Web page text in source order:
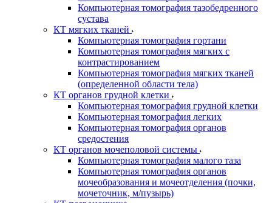
Компьютерная томография тазобедренного
сустава
КТ мягких тканей
Компьютерная томография гортани
Компьютерная томография мягких с
контрастированием
Компьютерная томография мягких тканей
(определенной области тела)
КТ органов грудной клетки
Компьютерная томография грудной клетки
Компьютерная томография легких
Компьютерная томография органов
средостения
КТ органов мочеполовой системы
Компьютерная томография малого таза
Компьютерная томография органов
мочеобразования и мочеотделения (почки,
мочеточник, м/пузырь)